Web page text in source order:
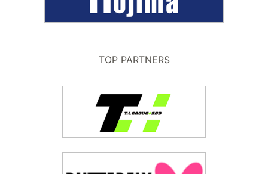
TOP PARTNERS